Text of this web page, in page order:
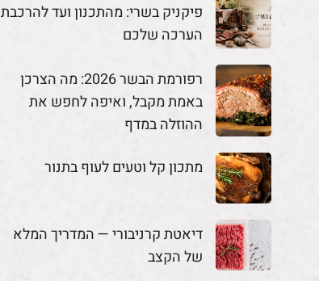
פיקניק בשרי: מהתכנון ועד להרכבת
הערכה שלכם
רפורמת הבשר 2026: מה הצרכן
באמת מקבל, ואיפה לחפש את
ההוזלה במדף
מתכון קל וטעים לעוף בתנור
דיאטת קרניבורי — המדריך המלא
של הקצב